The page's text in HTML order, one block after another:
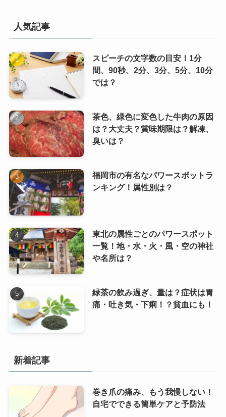
人気記事
スピーチの文字数の目安！1分
間、90秒、2分、3分、5分、10分
では？
茶色、緑色に変色した牛肉の原因
は？大丈夫？賞味期限は？解凍、
臭いは？
福岡市の有名なパワースポットラ
ンキング！属性別は？
東北の属性ごとのパワースポット
一覧！地・水・火・風・空の神社
や名所は？
緑茶の飲み過ぎ、量は？症状は胃
痛・吐き気・下痢！？貧血にも！
新着記事
巻き爪の痛み、もう我慢しない！
自宅でできる簡単ケアと予防法